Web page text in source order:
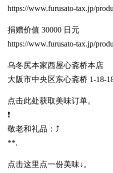
https://www.furusato-tax.jp/
捐赠价值 30000 日元
https://www.furusato-tax.jp/
乌冬尻本家西屋心斋桥本店
大阪市中央区东心斋桥 1-18-
点击此处获取美味订单。
❗️
敬老和礼品：⤴️
**.
点击这里点一份美味↓。